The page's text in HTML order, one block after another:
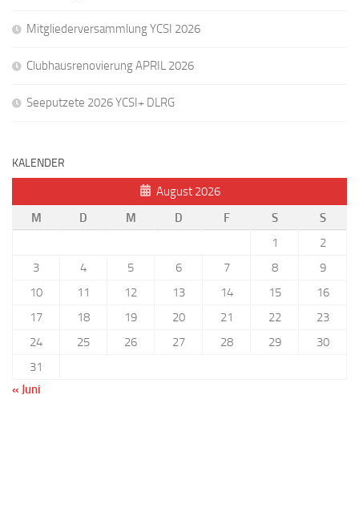
Mitgliederversammlung YCSI 2026
Clubhausrenovierung APRIL 2026
Seeputzete 2026 YCSI+ DLRG
KALENDER
August 2026
M
D M D F S
S
1
2
3
4 5 6 7 8
9
10
11 12 13 14 15
16
17
18 19 20 21 22
23
24
25 26 27 28 29
30
31
« Juni